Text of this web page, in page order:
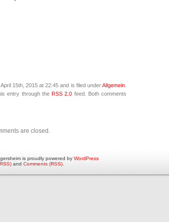
15th, 2015 at 22:45 and is filed underAllgemein
entry through the RSS 2.0 feed. Both comments
are closed.
is proudly powered by WordPress
and Comments (RSS).